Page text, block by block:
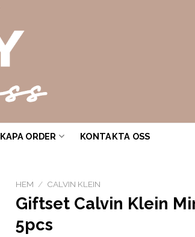
ORDER KONTAKTA OSS
HEM / CALVIN KLEIN
Giftset Calvin Klein
5pcs